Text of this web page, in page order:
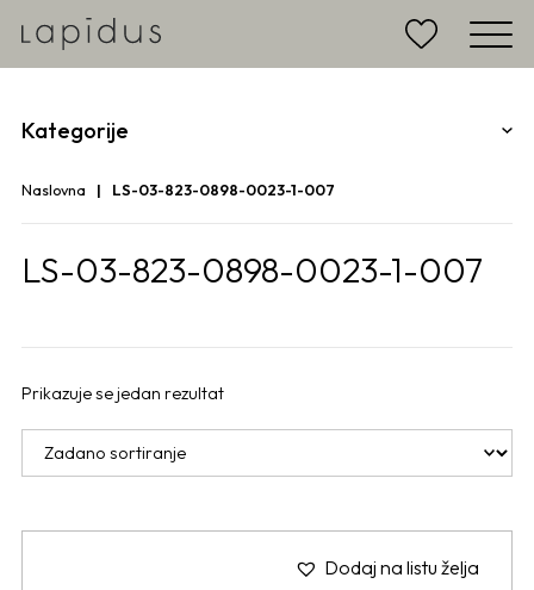
Kategorije
Naslovna LS-03-823-0898-0023-1-007
LS-03-823-0898-0023-1-007
Prikazuje se jedan rezultat
Dodaj na listu želja